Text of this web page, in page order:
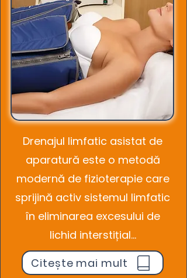
Drenajul limfatic asistat de
aparatură este o metodă
modernă de fizioterapie care
sprijină activ sistemul limfatic
în eliminarea excesului de
lichid interstițial...
Citește mai mult